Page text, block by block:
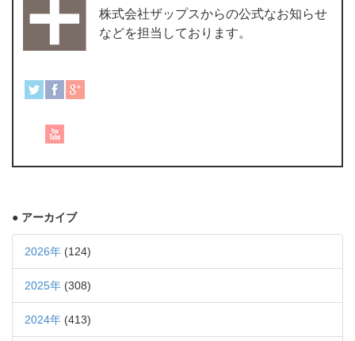
株式会社ザップスからの公式なお知らせ
などを担当しております。
● アーカイブ
2026年 (124)
2025年 (308)
2024年 (413)